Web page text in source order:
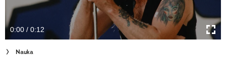
Newsletter
Cuda Polski
Wielki Konkurs Fotograficzny
0:00 / 0:12
Nauka